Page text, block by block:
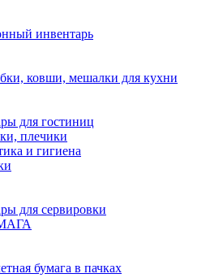
инвентарь
ковши, мешалки для кухни
для гостиниц
плечики
и гигиена
для сервировки
бумага в пачках